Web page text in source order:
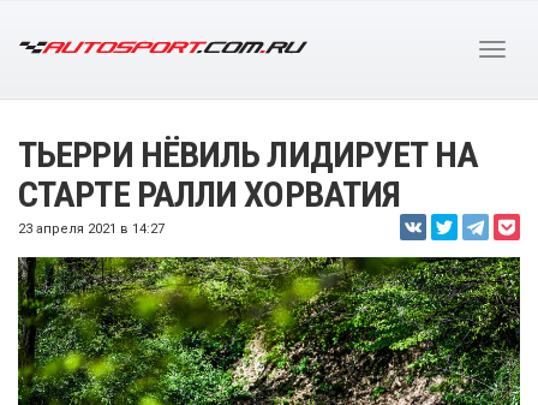
ТЬЕРРИ НЁВИЛЬ ЛИДИРУЕТ НА
СТАРТЕ РАЛЛИ ХОРВАТИЯ
23 апреля 2021 в 14:27